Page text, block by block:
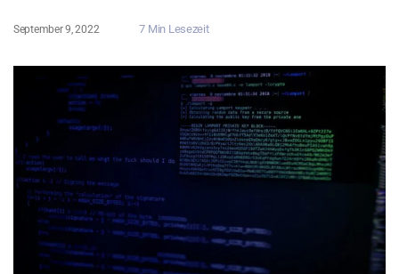
September 9, 2022 7 Min Lesezeit